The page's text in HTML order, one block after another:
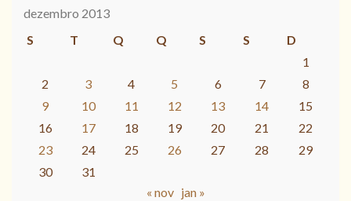
dezembro 2013
S
T Q Q S S
D
1
2
3 4 5 6 7
8
9
10 11 12 13 14
15
16
17 18 19 20 21
22
23
24 25 26 27 28
29
30
31
« nov jan »